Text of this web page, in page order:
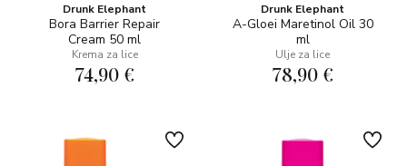
Drunk Elephant
Bora Barrier Repair
Cream 50 ml
Krema za lice
74,90 €
Drunk Elephant
A-Gloei Maretinol Oil 30
ml
Ulje za lice
78,90 €